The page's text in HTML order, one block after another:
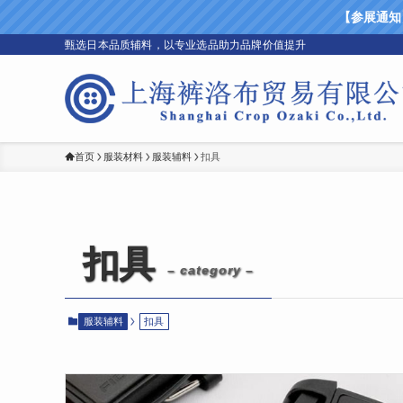
【参展通
甄选日本品质辅料，以专业选品助力品牌价值提升
首页 服装材料 服装辅料 扣具
扣具 – category –
服装辅料 扣具